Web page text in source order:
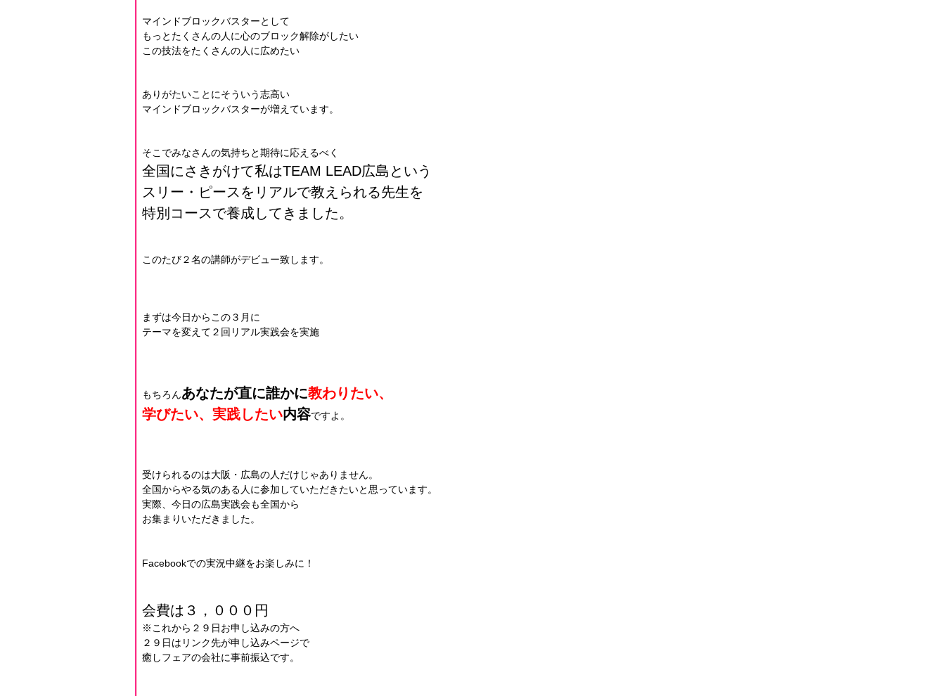
マインドブロックバスターとして
もっとたくさんの人に心のブロック解除がしたい
この技法をたくさんの人に広めたい
ありがたいことにそういう志高い
マインドブロックバスターが増えています。
そこでみなさんの気持ちと期待に応えるべく
全国にさきがけて私はTEAM LEAD広島という
スリー・ピースをリアルで教えられる先生を
特別コースで養成してきました。
このたび２名の講師がデビュー致します。
まずは今日からこの３月に
テーマを変えて２回リアル実践会を実施
もちろんあなたが直に誰かに教わりたい、
学びたい、実践したい内容ですよ。
受けられるのは大阪・広島の人だけじゃありません。
全国からやる気のある人に参加していただきたいと思っています。
実際、今日の広島実践会も全国から
お集まりいただきました。
Facebookでの実況中継をお楽しみに！
会費は３，０００円
※これから２９日お申し込みの方へ
２９日はリンク先が申し込みページで
癒しフェアの会社に事前振込です。